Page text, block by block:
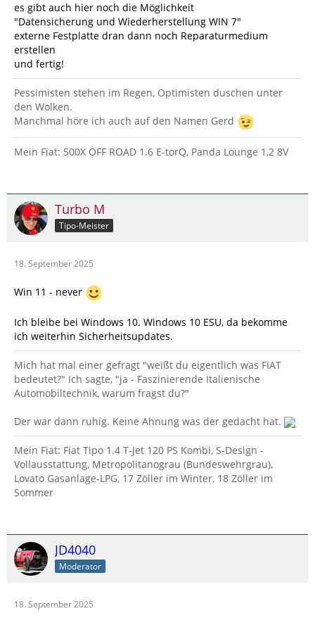
es gibt auch hier noch die Möglichkeit
"Datensicherung und Wiederherstellung WIN 7"
externe Festplatte dran dann noch Reparaturmedium
erstellen
und fertig!
Pessimisten stehen im Regen, Optimisten duschen unter
den Wolken.
Manchmal höre ich auch auf den Namen Gerd
Mein Fiat: 500X OFF ROAD 1.6 E-torQ, Panda Lounge 1,2 8V
Turbo M
Tipo-Meister
18. September 2025
Win 11 - never
Ich bleibe bei Windows 10. Windows 10 ESU, da bekomme
ich weiterhin Sicherheitsupdates.
Mich hat mal einer gefragt "weißt du eigentlich was FIAT
bedeutet?" Ich sagte, "ja - Faszinierende Italienische
Automobiltechnik, warum fragst du?"
Der war dann ruhig. Keine Ahnung was der gedacht hat.
Mein Fiat: Fiat Tipo 1.4 T-Jet 120 PS Kombi, S-Design -
Vollausstattung, Metropolitanograu (Bundeswehrgrau),
Lovato Gasanlage-LPG, 17 Zöller im Winter, 18 Zöller im
Sommer
JD4040
Moderator
18. September 2025